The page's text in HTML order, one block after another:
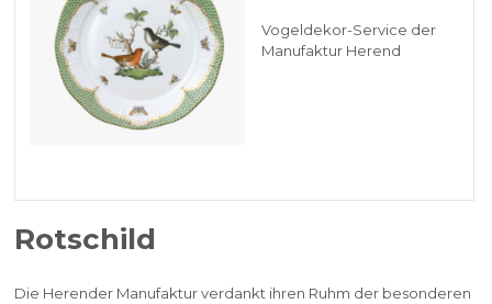
Vogeldekor-Service der
Manufaktur Herend
Rotschild
Die Herender Manufaktur verdankt ihren Ruhm der besonderen